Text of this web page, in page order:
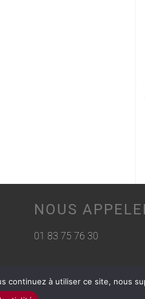
NOUS
01 83 75 76 30
continuez à utiliser ce site, nous